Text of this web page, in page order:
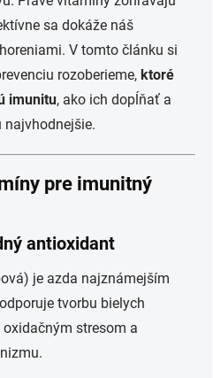
sa dokáže náš
V tomto článku si
rozoberieme, ktoré
imunitu, ako ich dopĺňať a
najvhodnejšie.
pre imunitný
antioxidant
je azda najznámejším
tvorbu bielych
stresom a